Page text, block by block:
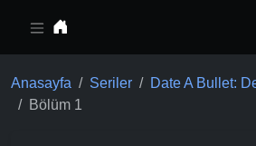
Anasayfa Seriler
Date A Bullet:
Bölüm 1